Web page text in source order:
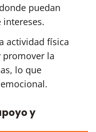
puedan
intereses.
actividad física
promover la
lo que
y